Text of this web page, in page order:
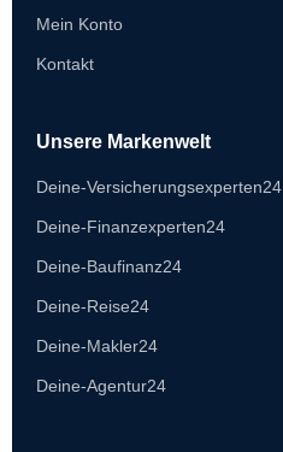
Mein Konto
Kontakt
Unsere Markenwelt
Deine-Versicherungsexperten24
Deine-Finanzexperten24
Deine-Baufinanz24
Deine-Reise24
Deine-Makler24
Deine-Agentur24